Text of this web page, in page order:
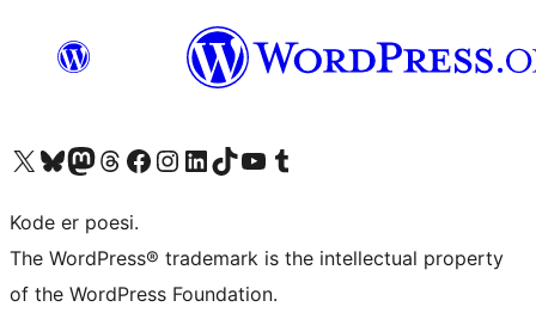
Besøk vår konto på X Visit our Bluesky account
Besøk vår Mastodon-konto
Visit our Threads account
Besøk vår Facebook-sideBesøk vår Instagram-konto
Besøk vår LinkedIn-konto
Visit our TikTok account
Visit our YouTube channel
Visit our Tumblr account
Kode er poesi.
The WordPress® trademark is the intellectual property
of the WordPress Foundation.